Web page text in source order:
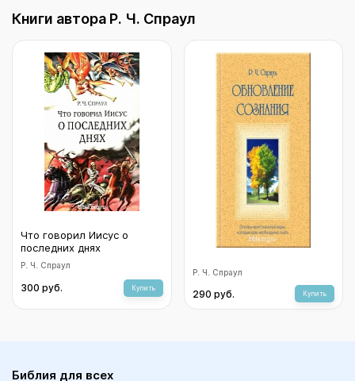
Книги автора Р. Ч. Спраул
Что говорил Иисус о
последних днях
Р. Ч. Спраул
300 руб. Купить
Обновление сознания.
Основы христианской
веры
Р. Ч. Спраул
290 руб. Купить
Библия для всех